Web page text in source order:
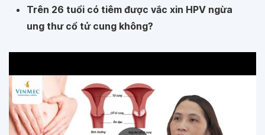
Trên 26 tuổi có tiêm được vắc xin HPV ngừa
ung thư cổ tử cung không?